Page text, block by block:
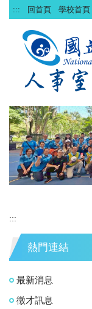
跳
到
::: 回首頁 學校首頁
:::
熱門連結
最新消息
徵才訊息